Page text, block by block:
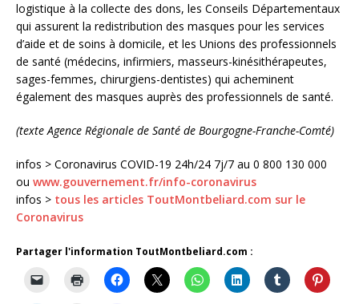
logistique à la collecte des dons, les Conseils Départementaux
qui assurent la redistribution des masques pour les services
d’aide et de soins à domicile, et les Unions des professionnels
de santé (médecins, infirmiers, masseurs-kinésithérapeutes,
sages-femmes, chirurgiens-dentistes) qui acheminent
également des masques auprès des professionnels de santé.
(texte Agence Régionale de Santé de Bourgogne-Franche-Comté)
infos > Coronavirus COVID-19 24h/24 7j/7 au 0 800 130 000
ou www.gouvernement.fr/info-coronavirus
infos > tous les articles ToutMontbeliard.com sur le
Coronavirus
Partager l'information ToutMontbeliard.com :